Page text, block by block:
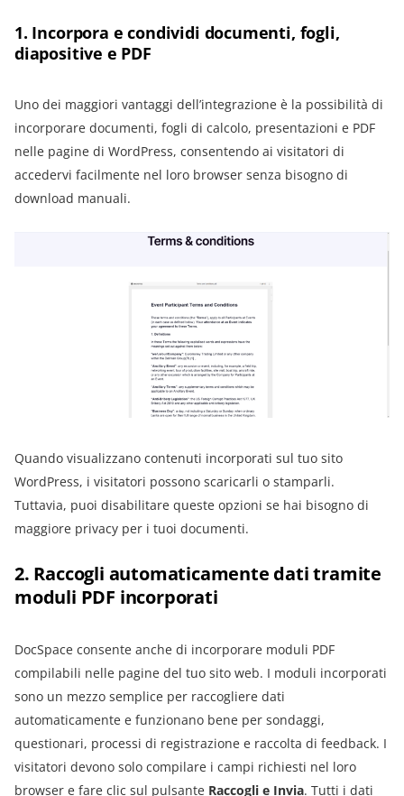
1. Incorpora e condividi documenti, fogli,
diapositive e PDF
Uno dei maggiori vantaggi dell’integrazione è la possibilità di
incorporare documenti, fogli di calcolo, presentazioni e PDF
nelle pagine di WordPress, consentendo ai visitatori di
accedervi facilmente nel loro browser senza bisogno di
download manuali.
Quando visualizzano contenuti incorporati sul tuo sito
WordPress, i visitatori possono scaricarli o stamparli.
Tuttavia, puoi disabilitare queste opzioni se hai bisogno di
maggiore privacy per i tuoi documenti.
2. Raccogli automaticamente dati tramite
moduli PDF incorporati
DocSpace consente anche di incorporare moduli PDF
compilabili nelle pagine del tuo sito web. I moduli incorporati
sono un mezzo semplice per raccogliere dati
automaticamente e funzionano bene per sondaggi,
questionari, processi di registrazione e raccolta di feedback. I
visitatori devono solo compilare i campi richiesti nel loro
browser e fare clic sul pulsante Raccogli e Invia. Tutti i dati